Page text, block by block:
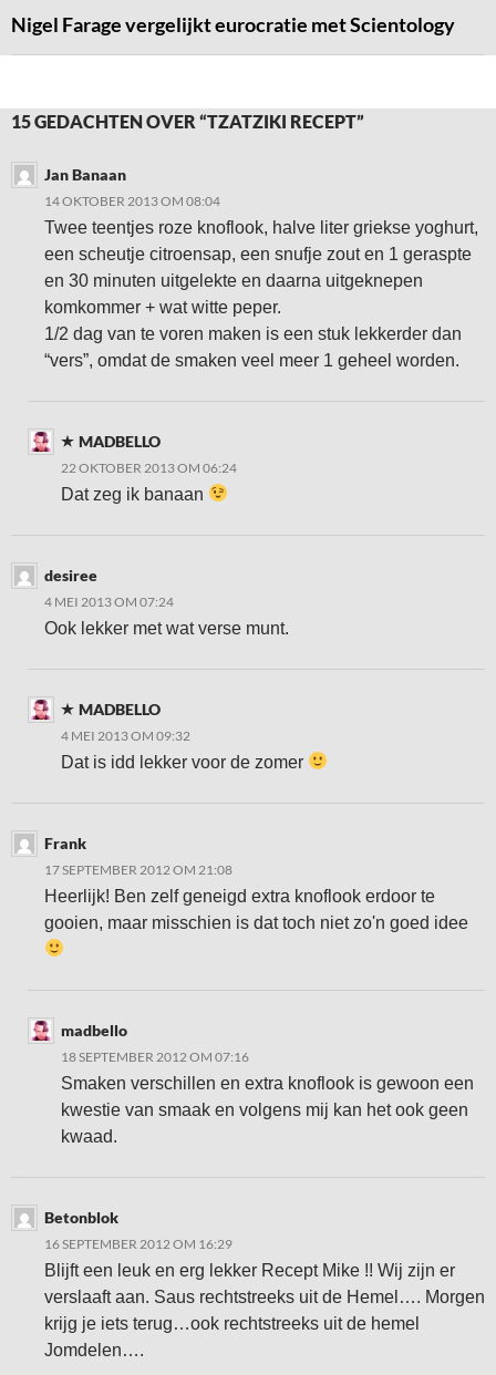
Nigel Farage vergelijkt eurocratie met Scientology
15 GEDACHTEN OVER “TZATZIKI RECEPT”
Jan Banaan
14 OKTOBER 2013 OM 08:04
Twee teentjes roze knoflook, halve liter griekse yoghurt,
een scheutje citroensap, een snufje zout en 1 geraspte
en 30 minuten uitgelekte en daarna uitgeknepen
komkommer + wat witte peper.
1/2 dag van te voren maken is een stuk lekkerder dan
“vers”, omdat de smaken veel meer 1 geheel worden.
MADBELLO
22 OKTOBER 2013 OM 06:24
Dat zeg ik banaan
desiree
4 MEI 2013 OM 07:24
Ook lekker met wat verse munt.
MADBELLO
4 MEI 2013 OM 09:32
Dat is idd lekker voor de zomer
Frank
17 SEPTEMBER 2012 OM 21:08
Heerlijk! Ben zelf geneigd extra knoflook erdoor te
gooien, maar misschien is dat toch niet zo'n goed idee
madbello
18 SEPTEMBER 2012 OM 07:16
Smaken verschillen en extra knoflook is gewoon een
kwestie van smaak en volgens mij kan het ook geen
kwaad.
Betonblok
16 SEPTEMBER 2012 OM 16:29
Blijft een leuk en erg lekker Recept Mike !! Wij zijn er
verslaaft aan. Saus rechtstreeks uit de Hemel…. Morgen
krijg je iets terug…ook rechtstreeks uit de hemel
Jomdelen….